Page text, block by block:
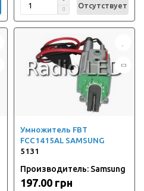
Отсутствует
Умножитель FBT
FCC1415AL SAMSUNG
5131
Производитель: Samsung
197.00 грн